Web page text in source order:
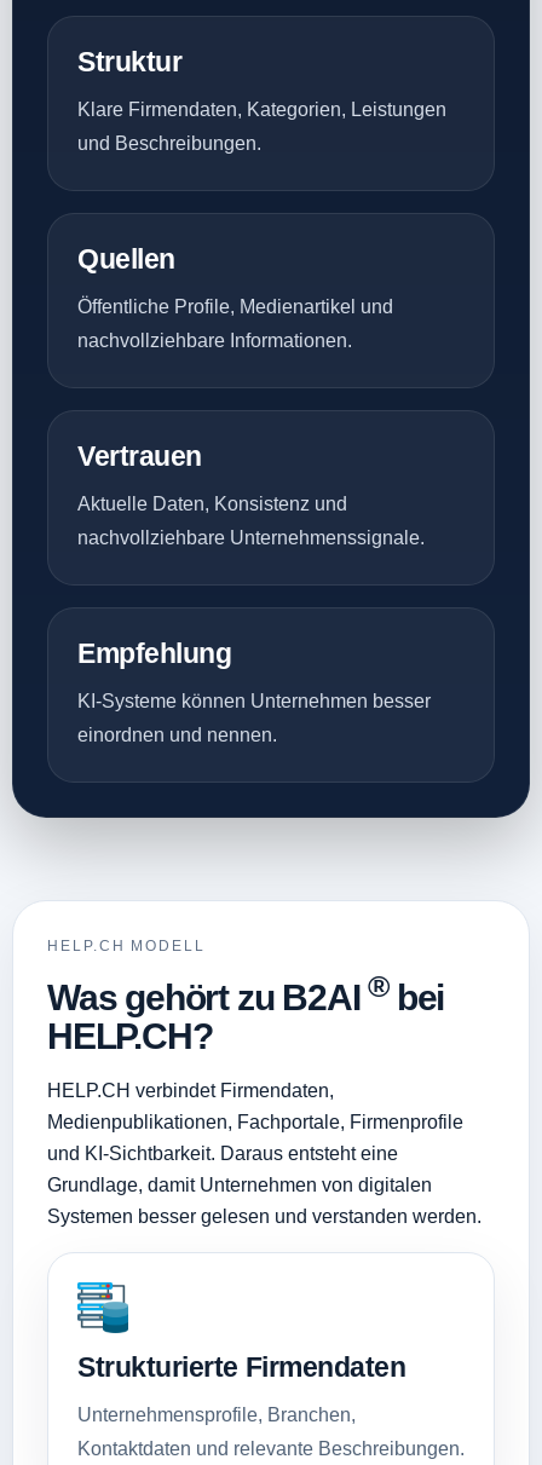
Struktur
Klare Firmendaten, Kategorien, Leistungen
und Beschreibungen.
Quellen
Öffentliche Profile, Medienartikel und
nachvollziehbare Informationen.
Vertrauen
Aktuelle Daten, Konsistenz und
nachvollziehbare Unternehmenssignale.
Empfehlung
KI-Systeme können Unternehmen besser
einordnen und nennen.
HELP.CH MODELL
Was gehört zu B2AI®bei
HELP.CH?
HELP.CH verbindet Firmendaten,
Medienpublikationen, Fachportale, Firmenprofile
und KI-Sichtbarkeit. Daraus entsteht eine
Grundlage, damit Unternehmen von digitalen
Systemen besser gelesen und verstanden werden.
Strukturierte Firmendaten
Unternehmensprofile, Branchen,
Kontaktdaten und relevante Beschreibungen.